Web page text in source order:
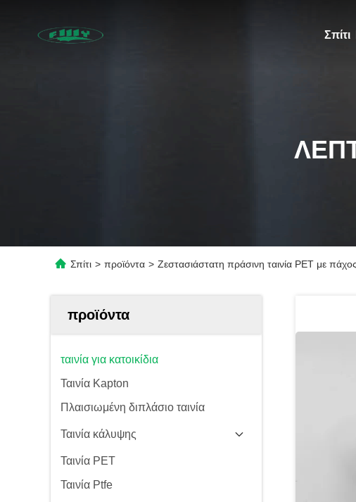
Σπίτι
Σπίτι > προϊόντα > Ζεστασιάστατη πράσινη ταινία PET με
προϊόντα
ταινία για κατοικίδια
Ταινία Kapton
Πλαισιωμένη διπλάσιο ταινία
Ταινία κάλυψης
Ταινία PET
Ταινία Ptfe